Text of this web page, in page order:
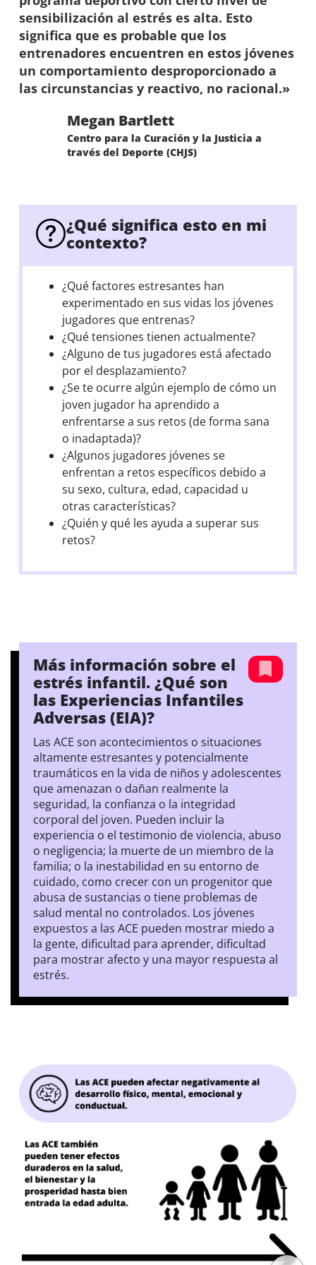
sensibilización al estrés es alta. Esto
significa que es probable que los
entrenadores encuentren en estos jóvenes
un comportamiento desproporcionado a
las circunstancias y reactivo, no racional.»
Megan Bartlett
Centro para la Curación y la Justicia a
través del Deporte (CHJS)
¿Qué significa esto en mi
contexto?
¿Qué factores estresantes han
experimentado en sus vidas los jóvenes
jugadores que entrenas?
¿Qué tensiones tienen actualmente?
¿Alguno de tus jugadores está afectado
por el desplazamiento?
¿Se te ocurre algún ejemplo de cómo un
joven jugador ha aprendido a
enfrentarse a sus retos (de forma sana
o inadaptada)?
¿Algunos jugadores jóvenes se
enfrentan a retos específicos debido a
su sexo, cultura, edad, capacidad u
otras características?
¿Quién y qué les ayuda a superar sus
retos?
Más información sobre el
estrés infantil. ¿Qué son
las Experiencias Infantiles
Adversas (EIA)?
Las ACE son acontecimientos o situaciones
altamente estresantes y potencialmente
traumáticos en la vida de niños y adolescentes
que amenazan o dañan realmente la
seguridad, la confianza o la integridad
corporal del joven. Pueden incluir la
experiencia o el testimonio de violencia, abuso
o negligencia; la muerte de un miembro de la
familia; o la inestabilidad en su entorno de
cuidado, como crecer con un progenitor que
abusa de sustancias o tiene problemas de
salud mental no controlados. Los jóvenes
expuestos a las ACE pueden mostrar miedo a
la gente, dificultad para aprender, dificultad
para mostrar afecto y una mayor respuesta al
estrés.